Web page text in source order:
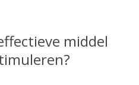
middel